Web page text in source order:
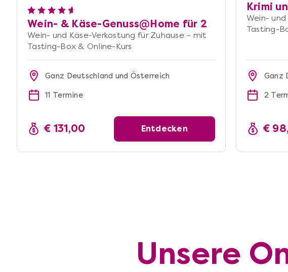
Wein- & Käse-Genuss@Home für 2
Wein- und Käse-Verkostung für Zuhause – mit
Tasting-Box & Online-Kurs
Ganz Deutschland und Österreich
11 Termine
€ 131,00 Entdecken
Krimi
Wein-
Tasting-
Ganz
2
€
Unsere